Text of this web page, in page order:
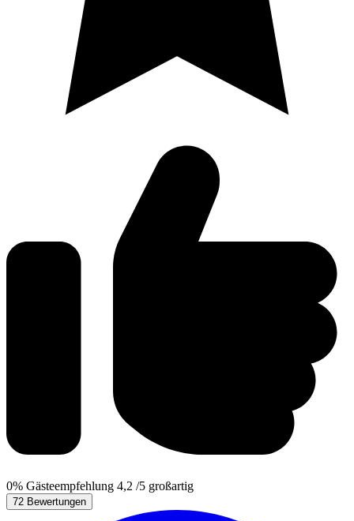
0% Gästeempfehlung 4,2 /5 großartig
72 Bewertungen